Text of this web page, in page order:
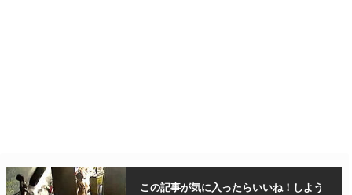
この記事が気に入ったらいいね！しよう